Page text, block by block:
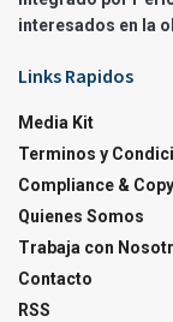
interesados en la
Links Rapidos
Media Kit
Terminos y
Compliance &
Quienes Somos
Trabaja con
Contacto
RSS